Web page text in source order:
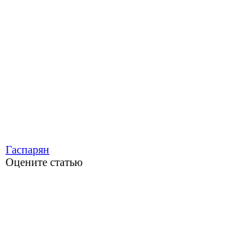
Гаспарян
Оцените статью